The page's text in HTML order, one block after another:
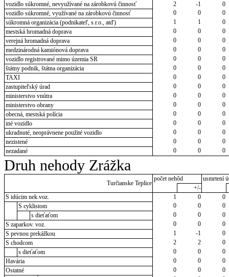
vozidlo súkromné, nevyužívané na zárobkovú činnosť
2 -1
0
vozidlo súkromné, využívané na zárobkovú činnosť
0 0
0
súkromná organizácia (podnikateľ, s.r.o., atď)
1 1
0
mestská hromadná doprava
0 0
0
verejná hromadná doprava
0 0
0
medzinárodná kamiónová doprava
0 0
0
vozidlo registrované mimo územia SR
0 0
0
štátny podnik, štátna organizácia
0 0
0
TAXI
0 0
0
zastupiteľský úrad
0 0
0
ministerstvo vnútra
0 0
0
ministerstvo obrany
0 0
0
obecná, mestská polícia
0 0
0
iné vozidlo
0 0
0
ukradnuté, neoprávnene použité vozidlo
0 0
0
nezistené
0 0
0
nezadané
0 0 0
Druh nehody Zrážka
Turčianske Teplice
počet nehôd
usmrtení
+/-
S idúcim nek.voz.
1 0
0
S cyklistom
0 0
0
s dieťaťom
0 0
0
S zaparkov. voz.
0 0
0
S pevnou prekážkou
1 -1
0
S chodcom
2 2
0
s dieťaťom
0 0
0
Havária
0 0
0
Ostatné
0 0
0